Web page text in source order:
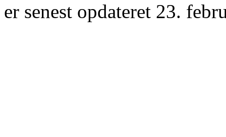
er senest opdateret 23.